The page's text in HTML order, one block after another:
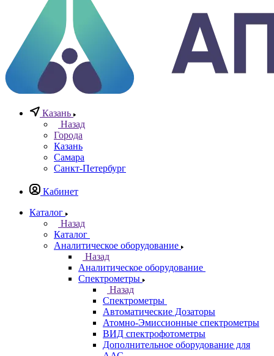
+7 (812) 640-40-13
По всем вопросам
8 800 777 20 78
Отдел неразрушающего контроля
+7 965 786 38 77
Отдел контрольно измерительных приборов
Заказать звонок
0
0
Казань
Назад
Города
Казань
Санкт-Петербург